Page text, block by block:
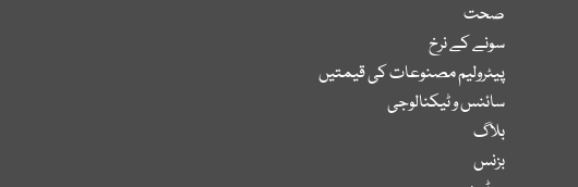
صحت
سونے کے نرخ
پیٹرولیم مصنوعات کی قیمتیں
سائنس و ٹیکنالوجی
بلاگ
بزنس